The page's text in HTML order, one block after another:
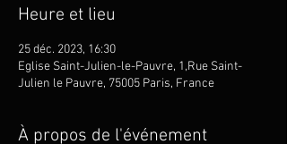
Heure et lieu
25 déc. 2023, 16:30
Eglise Saint-Julien-le-Pauvre, 1,Rue Saint-
Julien le Pauvre, 75005 Paris, France
À propos de l'événement